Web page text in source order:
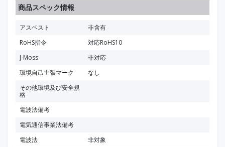
商品スペック情報
アスベスト
非含有
RoHS指令
対応RoHS10
J-Moss
非対応
環境自己主張マーク
なし
その他環境及び安全規
格
電波法備考
電気通信事業法備考
電波法
非対象